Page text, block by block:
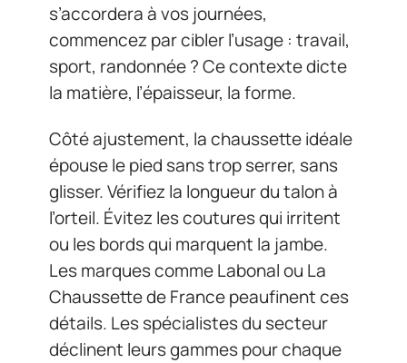
s’accordera à vos journées,
commencez par cibler l’usage : travail,
sport, randonnée ? Ce contexte dicte
la matière, l’épaisseur, la forme.
Côté ajustement, la chaussette idéale
épouse le pied sans trop serrer, sans
glisser. Vérifiez la longueur du talon à
l’orteil. Évitez les coutures qui irritent
ou les bords qui marquent la jambe.
Les marques comme Labonal ou La
Chaussette de France peaufinent ces
détails. Les spécialistes du secteur
déclinent leurs gammes pour chaque